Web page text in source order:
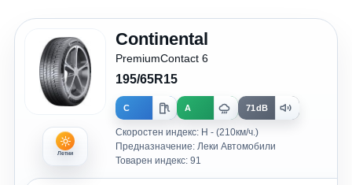
Летни
Continental
PremiumContact 6
195/65R15
C A 71dB
Скоростен индекс: H - (210км/ч.)
Предназначение: Леки Автомобили
Товарен индекс: 91